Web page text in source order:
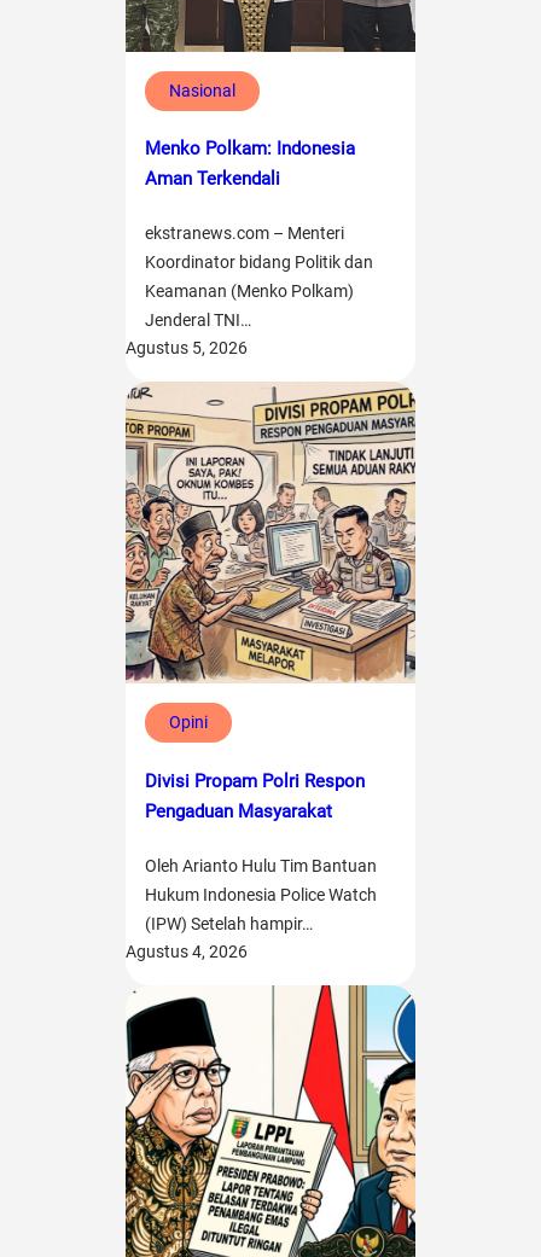
Nasional
Menko Polkam: Indonesia
Aman Terkendali
ekstranews.com – Menteri
Koordinator bidang Politik dan
Keamanan (Menko Polkam)
Jenderal TNI…
Agustus 5, 2026
Opini
Divisi Propam Polri Respon
Pengaduan Masyarakat
Oleh Arianto Hulu Tim Bantuan
Hukum Indonesia Police Watch
(IPW) Setelah hampir…
Agustus 4, 2026